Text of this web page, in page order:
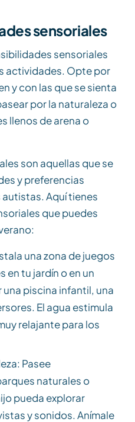
sensoriales
sensoriales
actividades. Opte por
y con las que se sienta
por la naturaleza o
llenos de arena o
son aquellas que se
y preferencias
Aquí tienes
que puedes
una zona de juegos
en tu jardín o en un
piscina infantil, una
El agua estimula
relajante para los
Pasee
naturales o
pueda explorar
y sonidos. Anímale